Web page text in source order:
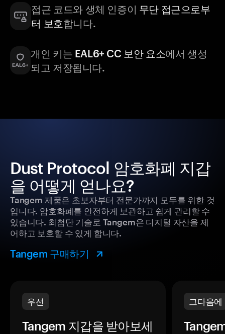
접근 코드와 생체 인증이 무단 접근으로부
터 보호합니다.
개인 키는 EAL6+ CC 보안 요소에서 생성
되고 저장됩니다.
Dust Protocol 암호화폐 지갑
을 어떻게 얻나요?
Tangem 제품은 초보자부터 전문가까지 모두를 위한 것
입니다. 암호화폐를 안전하게 보관하고 쉽게 관리할 수
있습니다. 최첨단 기술로 Tangem은 디지털 자산을 제
어하고 보호할 수 있게 합니다.
Tangem 구매하기
우선
Tangem 지갑을 받아보세
그다음에